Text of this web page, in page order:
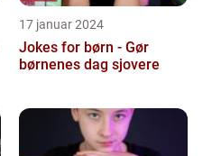
17 januar 2024
Jokes for børn - Gør
børnenes dag sjovere